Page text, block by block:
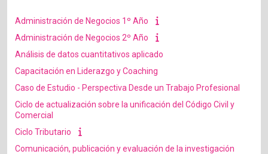
Administración de Negocios 1º Año
Administración de Negocios 2º Año
Análisis de datos cuantitativos aplicado
Capacitación en Liderazgo y Coaching
Caso de Estudio - Perspectiva Desde un Trabajo Profesional
Ciclo de actualización sobre la unificación del Código Civil y
Comercial
Ciclo Tributario
Comunicación, publicación y evaluación de la investigación